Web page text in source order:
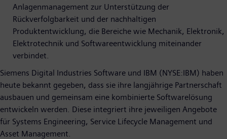
Anlagenmanagement zur Unterstützung der
Rückverfolgbarkeit und der nachhaltigen
Produktentwicklung, die Bereiche wie Mechanik, Elektronik,
Elektrotechnik und Softwareentwicklung miteinander
verbindet.
Siemens Digital Industries Software und IBM (NYSE:IBM) haben
heute bekannt gegeben, dass sie ihre langjährige Partnerschaft
ausbauen und gemeinsam eine kombinierte Softwarelösung
entwickeln werden. Diese integriert ihre jeweiligen Angebote
für Systems Engineering, Service Lifecycle Management und
Asset Management.